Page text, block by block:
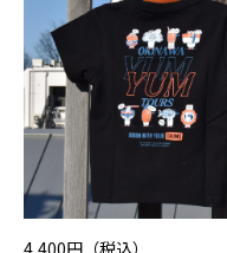
4,400円（税込）